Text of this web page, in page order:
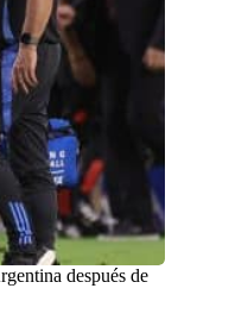
después de